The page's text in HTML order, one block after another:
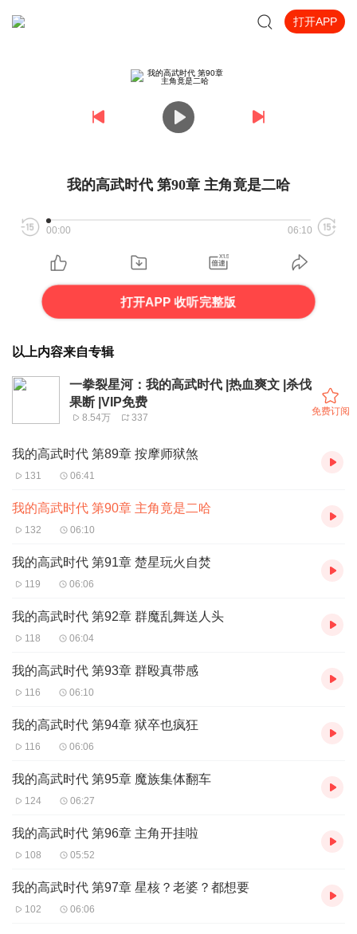
打开APP
我的高武时代 第90章 主角竟是二哈
00:00 06:10
打开APP 收听完整版
以上内容来自专辑
一拳裂星河：我的高武时代 |热血爽文 |杀伐
果断 |VIP免费
8.54万 337
免费订阅
我的高武时代 第89章 按摩师狱煞
131 06:41
我的高武时代 第90章 主角竟是二哈
132 06:10
我的高武时代 第91章 楚星玩火自焚
119 06:06
我的高武时代 第92章 群魔乱舞送人头
118 06:04
我的高武时代 第93章 群殴真带感
116 06:10
我的高武时代 第94章 狱卒也疯狂
116 06:06
我的高武时代 第95章 魔族集体翻车
124 06:27
我的高武时代 第96章 主角开挂啦
108 05:52
我的高武时代 第97章 星核？老婆？都想要
102 06:06